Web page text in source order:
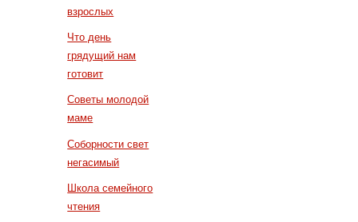
взрослых
Что день
грядущий нам
готовит
Советы молодой
маме
Соборности свет
негасимый
Школа семейного
чтения